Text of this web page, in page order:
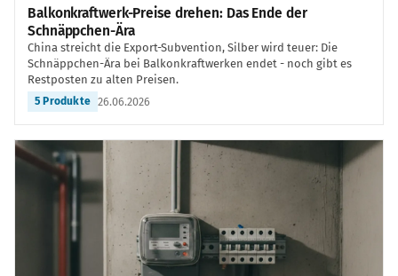
Balkonkraftwerk-Preise drehen: Das Ende der
Schnäppchen-Ära
China streicht die Export-Subvention, Silber wird teuer: Die
Schnäppchen-Ära bei Balkonkraftwerken endet - noch gibt es
Restposten zu alten Preisen.
5 Produkte 26.06.2026